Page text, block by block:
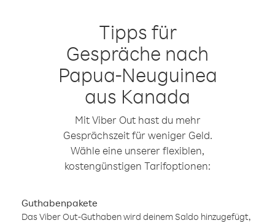
Tipps für
Gespräche nach
Papua-Neuguinea
aus Kanada
Mit Viber Out hast du mehr
Gesprächszeit für weniger Geld.
Wähle eine unserer flexiblen,
kostengünstigen Tarifoptionen:
Guthabenpakete
Das Viber Out-Guthaben wird deinem Saldo hinzugefügt,